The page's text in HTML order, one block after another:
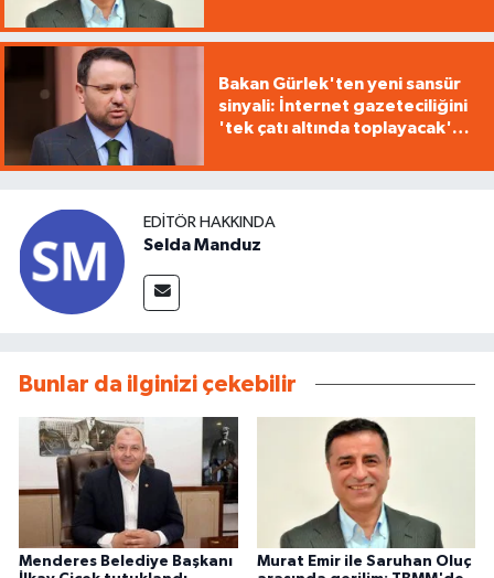
Bakan Gürlek'ten yeni sansür
sinyali: İnternet gazeteciliğini
'tek çatı altında toplayacak'
EDITÖR HAKKINDA
Selda Manduz
Bunlar da ilginizi çekebilir
Menderes Belediye Başkanı
Murat Emir ile Saruhan Oluç